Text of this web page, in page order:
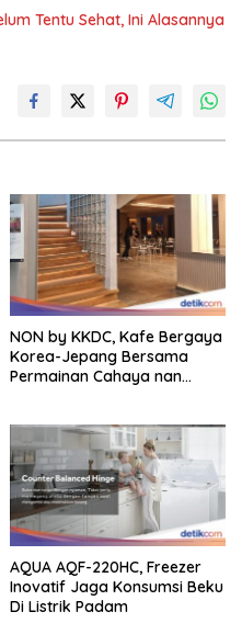
Tentu Sehat, Ini Alasannya
NON by KKDC, Kafe Bergaya
Korea-Jepang Bersama
Permainan Cahaya nan
AQUA AQF-220HC, Freezer
Inovatif Jaga Konsumsi Beku
Di Listrik Padam